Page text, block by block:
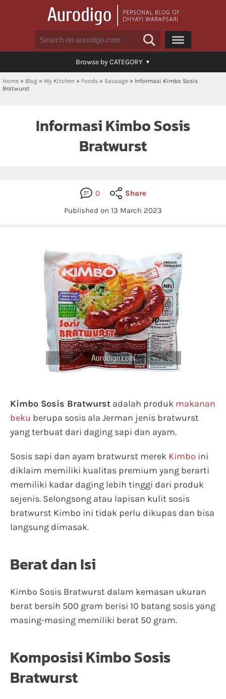
Browse by CATEGORY
Home » Blog » My Kitchen » Foods » Sausage » Informasi Kimbo Sosis
Bratwurst
Informasi Kimbo Sosis
Bratwurst
0
Share
Published on 13 March 2023
Kimbo Sosis Bratwurst adalah produk makanan
beku berupa sosis ala Jerman jenis bratwurst
yang terbuat dari daging sapi dan ayam.
Sosis sapi dan ayam bratwurst merek Kimbo ini
diklaim memiliki kualitas premium yang berarti
memiliki kadar daging lebih tinggi dari produk
sejenis. Selongsong atau lapisan kulit sosis
bratwurst Kimbo ini tidak perlu dikupas dan bisa
langsung dimasak.
Berat dan Isi
Kimbo Sosis Bratwurst dalam kemasan ukuran
berat bersih 500 gram berisi 10 batang sosis yang
masing-masing memiliki berat 50 gram.
Komposisi Kimbo Sosis
Bratwurst